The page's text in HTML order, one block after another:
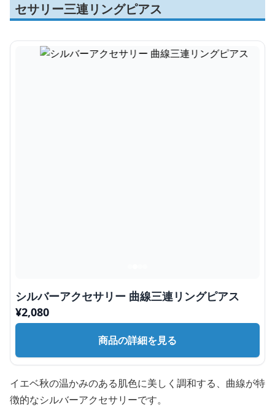
セサリー三連リングピアス
シルバーアクセサリー 曲線三連リングピアス
¥2,080
商品の詳細を見る
イエベ秋の温かみのある肌色に美しく調和する、曲線が特
徴的なシルバーアクセサリーです。